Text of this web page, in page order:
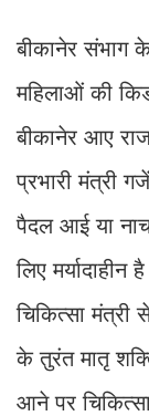
बीकानेर संभाग
महिलाओं की
बीकानेर आए
प्रभारी मंत्री
पैदल आई या
लिए
चिकित्सा मंत्री
के तुरंत मातृ
आने पर